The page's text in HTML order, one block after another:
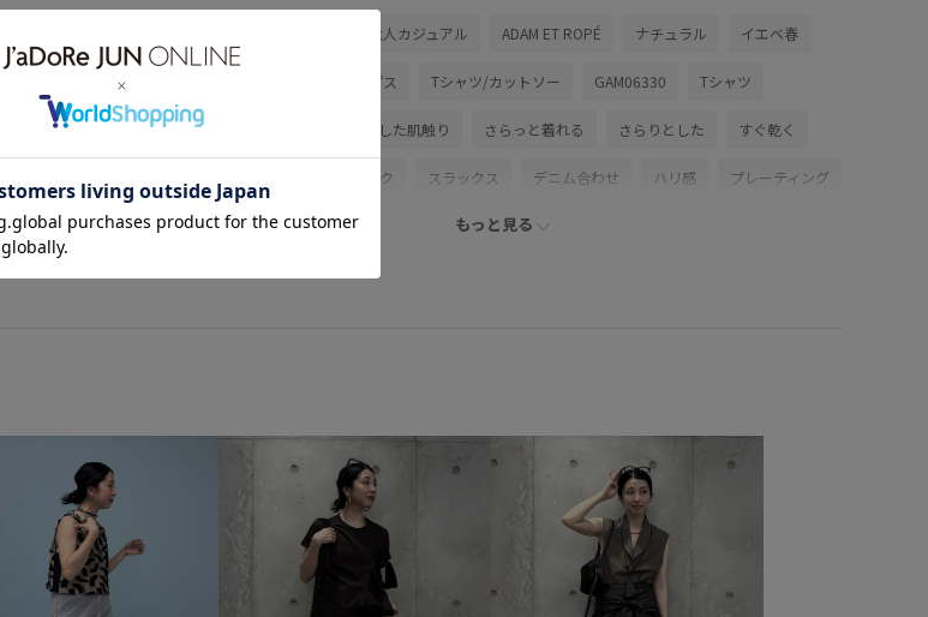
大人カジュアル ADAM ET ROPÉ ナチュラル イエベ春
トップス Tシャツ/カットソー GAM06330 Tシャツ
おすすめトップス さらっとした肌触り さらっと着れる さらりとした すぐ乾く
オーガニック スラックス デニム合わせ ハリ感 プレーティング
伸縮性 冷んやり 合わせやすい 大人っぽい
着回しやすい
もっと見る